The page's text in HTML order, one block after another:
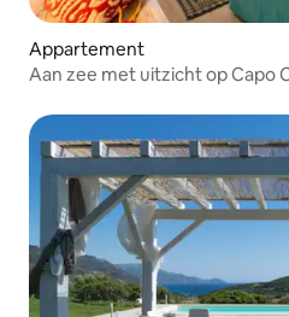
Appartement
Aan zee met uitzicht op Capo